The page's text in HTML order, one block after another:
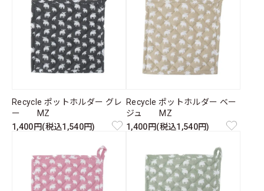
Recycle ポットホルダー グレ
ー MZ
1,400円(税込1,540円)
Recycle ポットホルダー ベー
ジュ MZ
1,400円(税込1,540円)